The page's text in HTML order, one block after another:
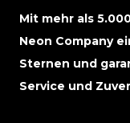
Mit mehr als
Neon Company
Sternen und
Service und